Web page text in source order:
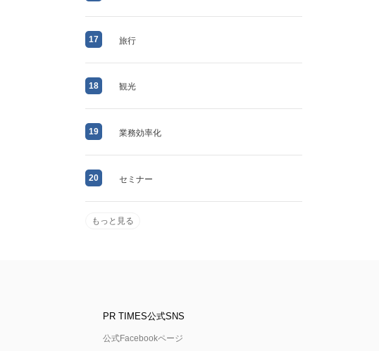
17 旅行
18 観光
19 業務効率化
20 セミナー
もっと見る
PR TIMES公式SNS
公式Facebookページ